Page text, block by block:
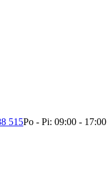
515Po - Pi: 09:00 - 17:00